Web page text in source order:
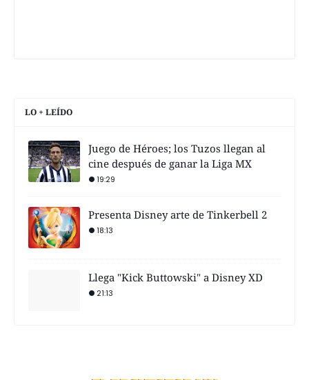
LO + LEÍDO
Juego de Héroes; los Tuzos llegan al
cine después de ganar la Liga MX
19:29
Presenta Disney arte de Tinkerbell 2
18:13
Llega "Kick Buttowski" a Disney XD
21:13